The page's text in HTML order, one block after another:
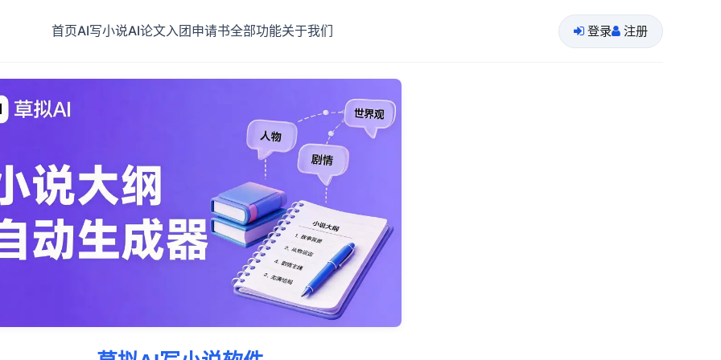
首页AI写小说AI论文入团申请书全部功能关于我们 登录 注册